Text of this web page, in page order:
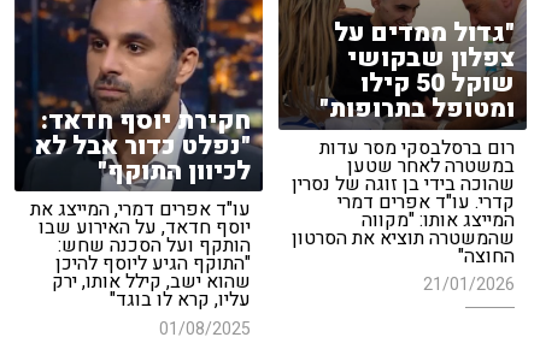
"גדול ממדים על
צפלון שבקושי
שוקל 50 קילו
ומטופל בתרופות"
רום ברסלבסקי מסר עדות
במשטרה לאחר שטען
שהוכה בידי בן זוגה של נסרין
קדרי. עו"ד אפרים דמרי
המייצג אותו: "מקווה
שהמשטרה תוציא את הסרטון
החוצה"
21/01/2026
חקירת יוסף חדאד:
"נפלט כדור אבל לא
לכיוון התוקף"
עו"ד אפרים דמרי, המייצג את
יוסף חדאד, על האירוע שבו
הותקף ועל הסכנה שחש:
"התוקף הגיע ליוסף להיכן
שהוא ישב, קילל אותו, ירק
עליו, קרא לו בוגד"
01/08/2025